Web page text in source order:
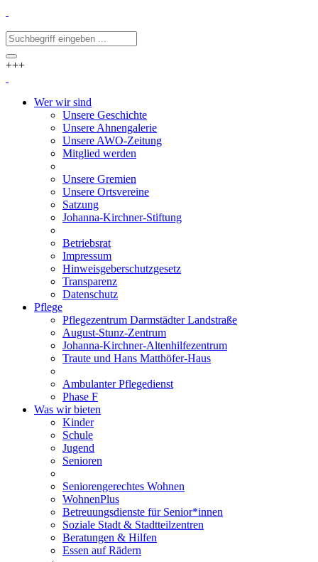
+++
Wer wir sind
Unsere Geschichte
Unsere Ahnengalerie
Unsere AWO-Zeitung
Mitglied werden
Unsere Gremien
Unsere Ortsvereine
Satzung
Johanna-Kirchner-Stiftung
Betriebsrat
Impressum
Hinweisgeberschutzgesetz
Transparenz
Datenschutz
Pflege
Pflegezentrum Darmstädter Landstraße
August-Stunz-Zentrum
Johanna-Kirchner-Altenhilfezentrum
Traute und Hans Matthöfer-Haus
Ambulanter Pflegedienst
Phase F
Was wir bieten
Kinder
Schule
Jugend
Senioren
Seniorengerechtes Wohnen
WohnenPlus
Betreuungsdienste für Senior*innen
Soziale Stadt & Stadtteilzentren
Beratungen & Hilfen
Essen auf Rädern